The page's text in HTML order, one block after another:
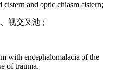
cistern and optic chiasm cistern;
视交叉池；
with encephalomalacia of the
of trauma.